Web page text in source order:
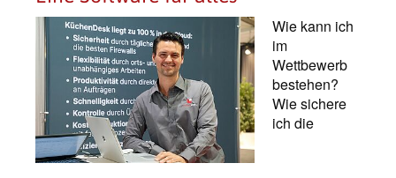
Wie kann ich
im
Wettbewerb
bestehen?
Wie sichere
ich die